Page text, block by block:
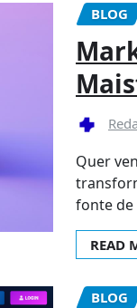
BLOG
Quer
fonte de
READ
BLOG